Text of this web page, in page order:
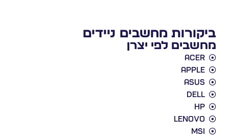
ביקורות מחשבים ניידים
מחשבים לפי יצרן
Acer
Apple
Asus
Dell
HP
Lenovo
MSI